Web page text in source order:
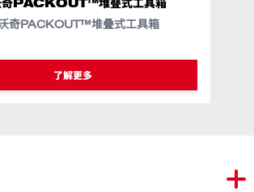
奇PACKOUT™堆叠式工具箱
了解更多